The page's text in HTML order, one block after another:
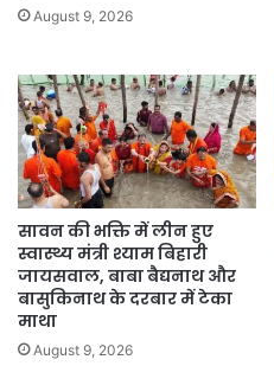
August 9, 2026
सावन की भक्ति में लीन हुए
स्वास्थ्य मंत्री श्याम बिहारी
जायसवाल, बाबा बैद्यनाथ और
बासुकिनाथ के दरबार में टेका
माथा
August 9, 2026